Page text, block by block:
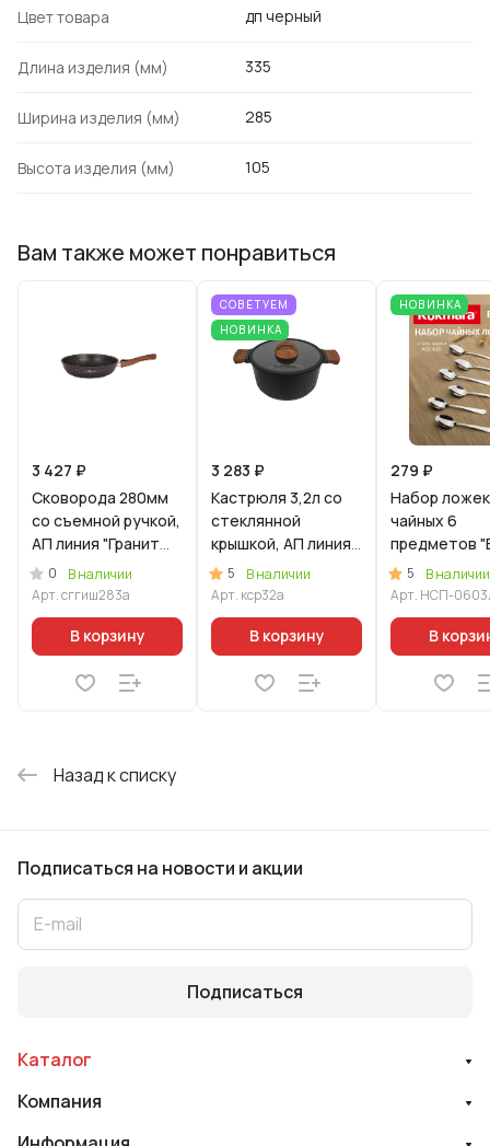
Цвет товара дп черный
Длина изделия (мм) 335
Ширина изделия (мм) 285
Высота изделия (мм) 105
Вам также может понравиться
3 427 ₽
Сковорода 280мм
со съемной ручкой,
АП линия "Гранит
ультра
индукционная"
0
В наличии
Арт.сггиш283а
В корзину
СОВЕТУЕМ
НОВИНКА
3 283 ₽
Кастрюля 3,2л со
стеклянной
крышкой, АП линия
"Стелла"
(ристретто)
5
В наличии
Арт. кср32а
В корзину
НОВИНКА
279 ₽
Набор ложек
чайных 6
предметов
(М03) в
5
В наличии
Арт. НСП-
В
Назад к списку
Подписаться на новости и акции
Подписаться
Каталог
Компания